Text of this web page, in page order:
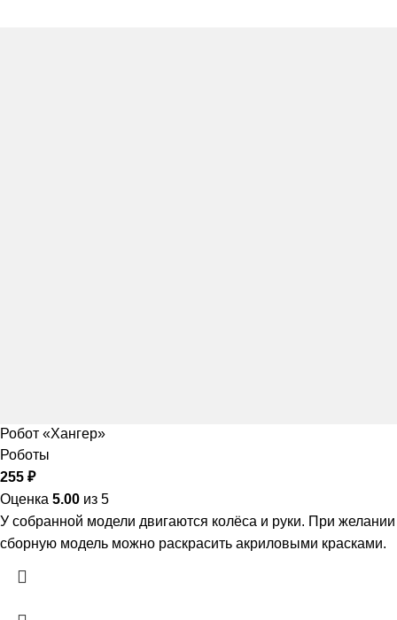
Робот «Хангер»
Роботы
255 ₽
Оценка 5.00 из 5
У собранной модели двигаются колёса и руки. При желании
сборную модель можно раскрасить акриловыми красками.